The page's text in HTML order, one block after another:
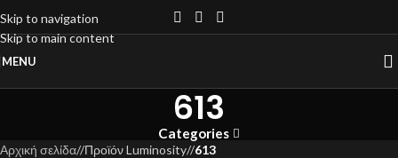
Skip to navigation
Skip to main content
MENU
613
Categories
Αρχική σελίδα/ Προϊόν Luminosity/ 613